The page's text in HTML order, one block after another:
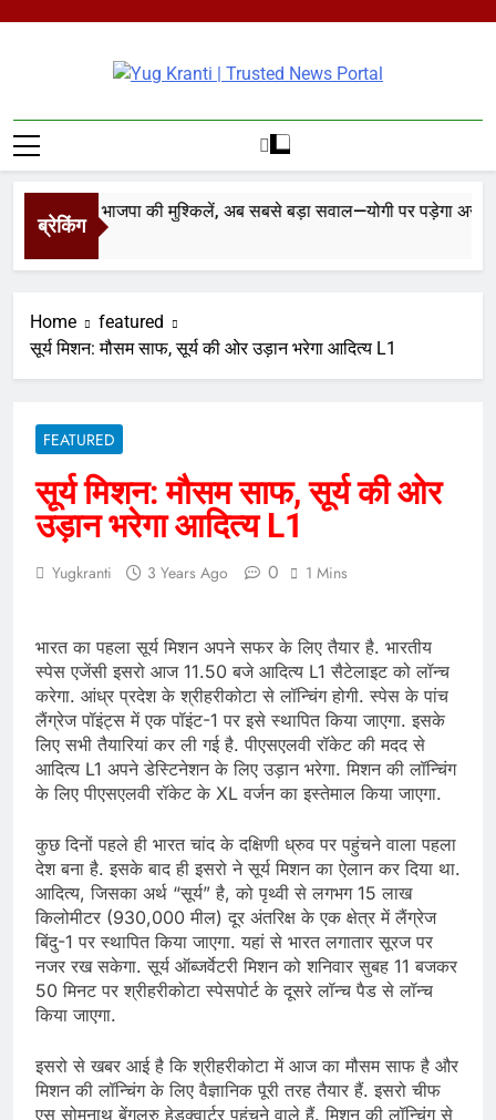
Yug Kranti |
Trusted News
Portal
ब्रेकिंग
ने बढ़ाई भाजपा की मुश्किलें, अब सबसे बड़ा सवाल—योगी पर पड़ेगा असर?
Home
featured
सूर्य मिशन: मौसम साफ, सूर्य की ओर उड़ान भरेगा आदित्य L1
FEATURED
सूर्य मिशन: मौसम साफ, सूर्य की ओर
उड़ान भरेगा आदित्य L1
Yugkranti 3 Years Ago 0 1 Mins
भारत का पहला सूर्य मिशन अपने सफर के लिए तैयार है. भारतीय
स्पेस एजेंसी इसरो आज 11.50 बजे आदित्य L1 सैटेलाइट को लॉन्च
करेगा. आंध्र प्रदेश के श्रीहरीकोटा से लॉन्चिंग होगी. स्पेस के पांच
लैंग्रेज पॉइंट्स में एक पॉइंट-1 पर इसे स्थापित किया जाएगा. इसके
लिए सभी तैयारियां कर ली गई है. पीएसएलवी रॉकेट की मदद से
आदित्य L1 अपने डेस्टिनेशन के लिए उड़ान भरेगा. मिशन की लॉन्चिंग
के लिए पीएसएलवी रॉकेट के XL वर्जन का इस्तेमाल किया जाएगा.
कुछ दिनों पहले ही भारत चांद के दक्षिणी ध्रुव पर पहुंचने वाला पहला
देश बना है. इसके बाद ही इसरो ने सूर्य मिशन का ऐलान कर दिया था.
आदित्य, जिसका अर्थ “सूर्य” है, को पृथ्वी से लगभग 15 लाख
किलोमीटर (930,000 मील) दूर अंतरिक्ष के एक क्षेत्र में लैंग्रेज
बिंदु-1 पर स्थापित किया जाएगा. यहां से भारत लगातार सूरज पर
नजर रख सकेगा. सूर्य ऑब्जर्वेटरी मिशन को शनिवार सुबह 11 बजकर
50 मिनट पर श्रीहरीकोटा स्पेसपोर्ट के दूसरे लॉन्च पैड से लॉन्च
किया जाएगा.
इसरो से खबर आई है कि श्रीहरीकोटा में आज का मौसम साफ है और
मिशन की लॉन्चिंग के लिए वैज्ञानिक पूरी तरह तैयार हैं. इसरो चीफ
एस सोमनाथ बेंगलुरु हेडक्वार्टर पहुंचने वाले हैं. मिशन की लॉन्चिंग से